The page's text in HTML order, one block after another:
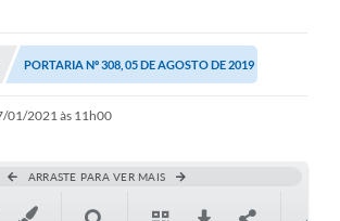
PORTARIA Nº 308, 05 DE AGOSTO DE 2019
01/2021 às 11h00
ARRASTE PARA VER MAIS